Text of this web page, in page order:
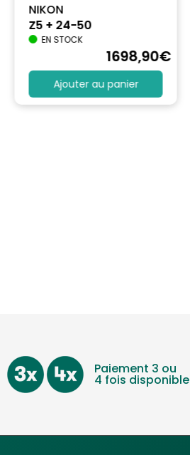
NIKON
Z5 + 24-50
EN STOCK
1698,90€
Ajouter au panier
Paiement 3 ou
4 fois disponible